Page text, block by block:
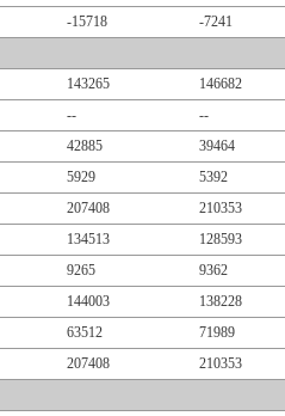
-15718 -7241
143265 146682
-- --
42885 39464
5929 5392
207408 210353
134513 128593
9265 9362
144003 138228
63512 71989
207408 210353